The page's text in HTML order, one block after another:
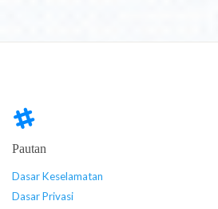
Pautan
Dasar Keselamatan
Dasar Privasi